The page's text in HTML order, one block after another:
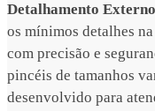
Detalhamento Externo
os mínimos detalhes
com precisão e
pincéis de tamanhos
desenvolvido para